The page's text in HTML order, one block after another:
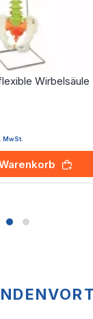
Wirbelsäule
MwSt.